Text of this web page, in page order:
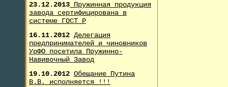
23.12.2013 Пружинная продукция
завода сертифицирована в
системе ГОСТ Р
16.11.2012 Делегация
предпринимателей и чиновников
УрФО посетила Пружинно-
Навивочный Завод
19.10.2012 Обещание Путина
В.В. исполняется !!!